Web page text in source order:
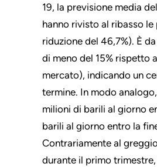
19, la previsione media
hanno rivisto al ribasso
riduzione del 46,7%). È
di meno del 15% rispetto
mercato), indicando un
termine. In modo
milioni di barili al giorno
barili al giorno entro la
Contrariamente al
durante il primo